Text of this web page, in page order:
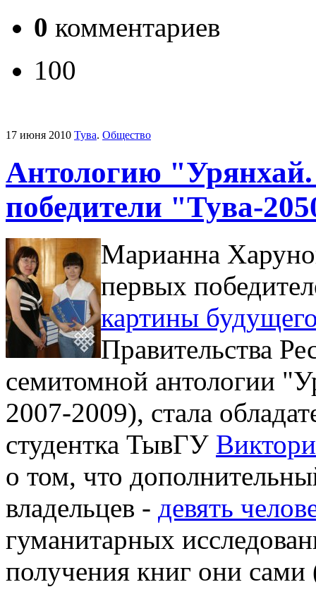
0 комментариев
100
17 июня 2010 Тува. Общество
Антологию
победители "Тува-
Марианна
первых
картины
Правительства
семитомной антологии
2007-2009), стала
студентка ТывГУ
о том, что
владельцев - девять
гуманитарных
получения книг они